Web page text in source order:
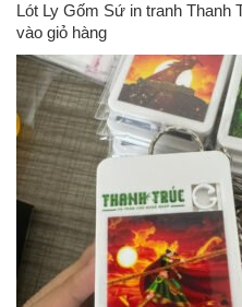
Lót Ly Gốm Sứ in tranh Thanh
vào giỏ hàng